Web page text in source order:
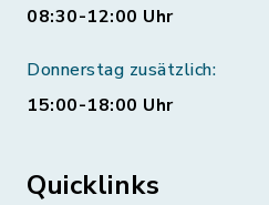
08:30-12:00 Uhr
Donnerstag zusätzlich:
15:00-18:00 Uhr
Quicklinks